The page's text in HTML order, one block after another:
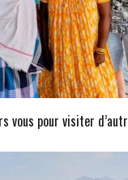
vous pour visiter